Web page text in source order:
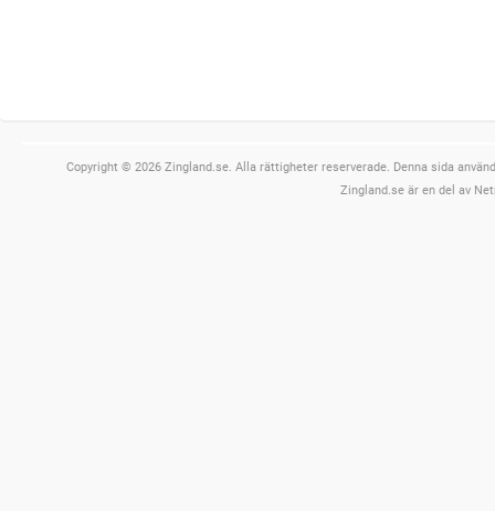
Copyright © 2026 Zingland.se. Alla rättigheter reserverade. Denna sida
Zingland.se är en del av